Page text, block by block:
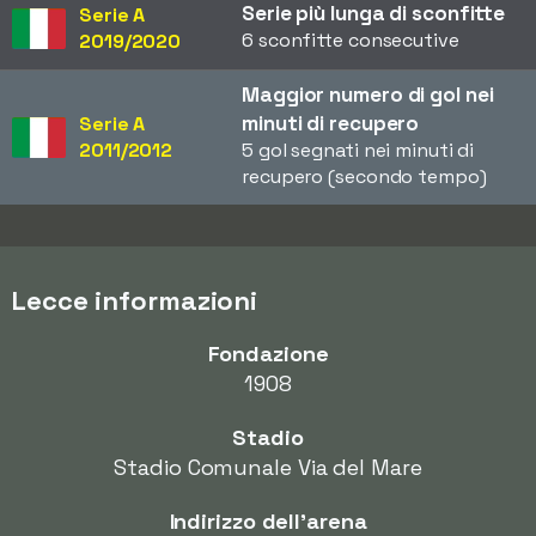
Serie A
2019/2020
Serie più lunga di sconfitte
6 sconfitte consecutive
Serie A
2011/2012
Maggior numero di gol nei
minuti di recupero
5 gol segnati nei minuti di
recupero (secondo tempo)
Lecce informazioni
Fondazione
1908
Stadio
Stadio Comunale Via del Mare
Indirizzo dell'arena